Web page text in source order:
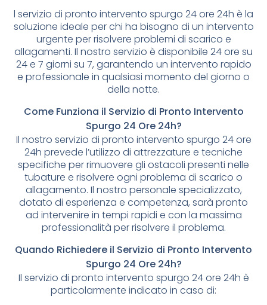
l servizio di pronto intervento spurgo 24 ore 24h è la
soluzione ideale per chi ha bisogno di un intervento
urgente per risolvere problemi di scarico e
allagamenti. Il nostro servizio è disponibile 24 ore su
24 e 7 giorni su 7, garantendo un intervento rapido
e professionale in qualsiasi momento del giorno o
della notte.
Come Funziona il Servizio di Pronto Intervento
Spurgo 24 Ore 24h?
Il nostro servizio di pronto intervento spurgo 24 ore
24h prevede l’utilizzo di attrezzature e tecniche
specifiche per rimuovere gli ostacoli presenti nelle
tubature e risolvere ogni problema di scarico o
allagamento. Il nostro personale specializzato,
dotato di esperienza e competenza, sarà pronto
ad intervenire in tempi rapidi e con la massima
professionalità per risolvere il problema.
Quando Richiedere il Servizio di Pronto Intervento
Spurgo 24 Ore 24h?
Il servizio di pronto intervento spurgo 24 ore 24h è
particolarmente indicato in caso di: